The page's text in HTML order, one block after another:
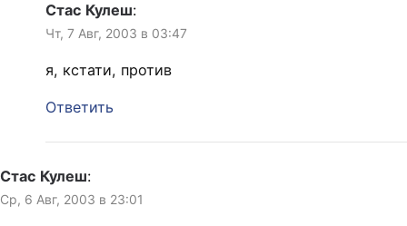
Стас Кулеш:
Чт, 7 Авг, 2003 в 03:47
я, кстати, против
Ответить
Стас Кулеш:
Ср, 6 Авг, 2003 в 23:01